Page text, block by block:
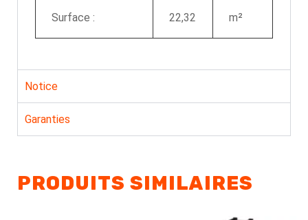
Surface : 22,32 m²
Notice
Garanties
PRODUITS SIMILAIRES